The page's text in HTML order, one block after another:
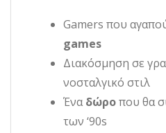
Gamers που
games
Διακόσμηση σε
νοσταλγικό στιλ
Έναδώροπου θα
των ‘90s